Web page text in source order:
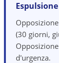
(30 giorni,
d'urgenza.